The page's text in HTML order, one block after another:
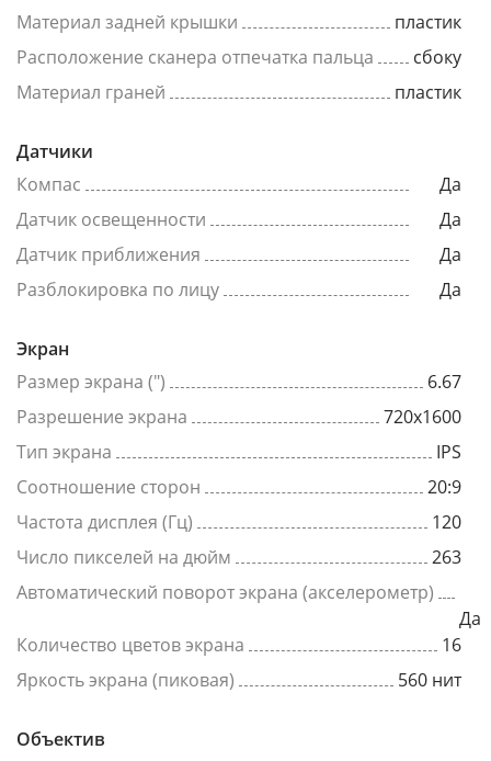
Материал задней крышки
пластик
Расположение сканера отпечатка пальца
сбоку
Материал граней
пластик
Датчики
Компас
Да
Датчик освещенности
Да
Датчик приближения
Да
Разблокировка по лицу
Да
Экран
Размер экрана (")
6.67
Разрешение экрана
720x1600
Тип экрана
IPS
Соотношение сторон
20:9
Частота дисплея (Гц)
120
Число пикселей на дюйм
263
Автоматический поворот экрана (акселерометр)
Да
Количество цветов экрана
16
Яркость экрана (пиковая)
560 нит
Объектив